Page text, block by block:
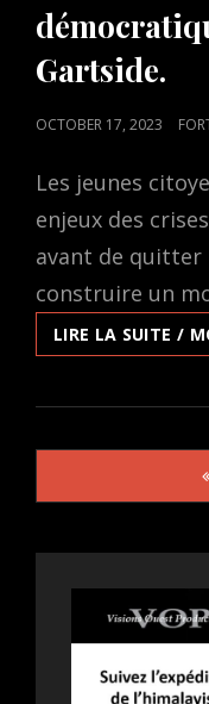
Gartside.
POSTED
OCTOBER 17, 2023
Les jeunes
enjeux des
avant de quitter
construire un
LIRE LA SUITE /
Posts